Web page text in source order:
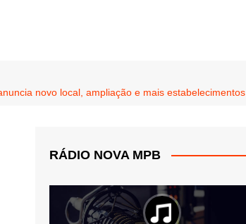
novo local, ampliação e mais estabelecimentos
RÁDIO NOVA MPB